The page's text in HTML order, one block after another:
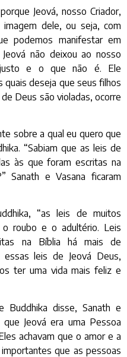
Jeová, nosso Criador,
dele, ou seja, com
podemos manifestar em
não deixou ao nosso
e o que não é. Ele
deseja que seus filhos
Deus são violadas, ocorre
sobre a qual eu quero que
“Sabiam que as leis de
às que foram escritas na
Sanath e Vasana ficaram
“as leis de muitos
roubo e o adultério. Leis
na Bíblia há mais de
essas leis de Jeová Deus,
ter uma vida mais feliz e
disse, Sanath e
Jeová era uma Pessoa
achavam que o amor e a
que as pessoas